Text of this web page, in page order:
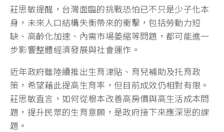
莊思敏提醒，台灣面臨的挑戰恐怕已不只是少子化本
身，未來人口結構失衡帶來的衝擊，包括勞動力短
缺、高齡化加速、內需市場萎縮等問題，都可能進一
步影響整體經濟發展與社會運作。
近年政府雖陸續推出生育津貼、育兒補助及托育政
策，希望藉此提高生育率，但目前成效仍相對有限。
莊思敏直言，如何從根本改善高房價與高生活成本問
題，提升民眾的生育意願，是政府接下來應深思的課
題。